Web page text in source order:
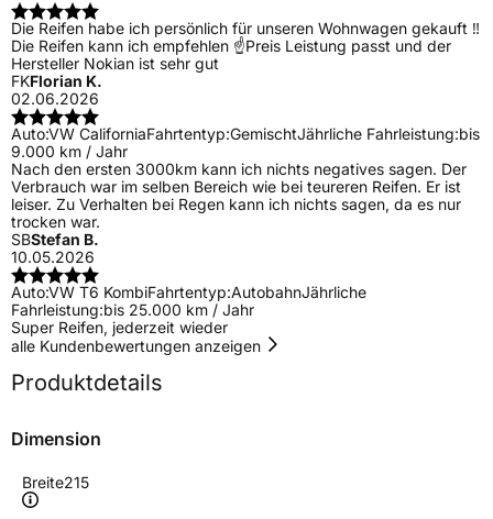
Die Reifen habe ich persönlich für unseren Wohnwagen gekauft ‼️
Die Reifen kann ich empfehlen ☝️Preis Leistung passt und der
Hersteller Nokian ist sehr gut
FKFlorian K.
02.06.2026
Auto:VW CaliforniaFahrtentyp:GemischtJährliche Fahrleistung:bis
9.000 km / Jahr
Nach den ersten 3000km kann ich nichts negatives sagen. Der
Verbrauch war im selben Bereich wie bei teureren Reifen. Er ist
leiser. Zu Verhalten bei Regen kann ich nichts sagen, da es nur
trocken war.
SBStefan B.
10.05.2026
Auto:VW T6 KombiFahrtentyp:AutobahnJährliche
Fahrleistung:bis 25.000 km / Jahr
Super Reifen, jederzeit wieder
alle Kundenbewertungen anzeigen
Produktdetails
Dimension
Breite215